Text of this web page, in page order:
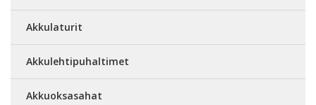
Akkulaturit
Akkulehtipuhaltimet
Akkuoksasahat